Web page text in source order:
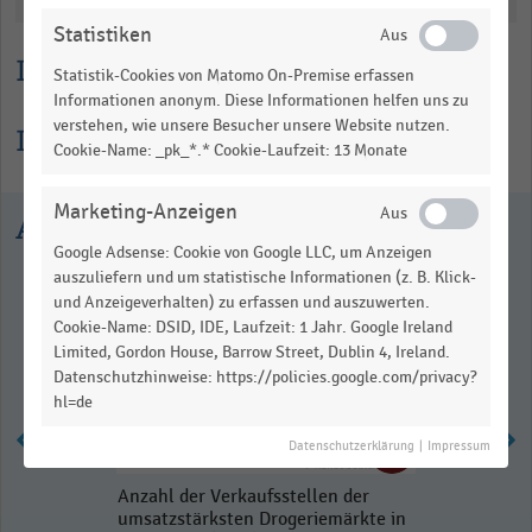
Lesehilfe
Informationen zur Statistik
Ausgewählte Statistiken
Anzahl der Verkaufsstellen der
umsatzstärksten Drogeriemärkte in
Statistiken
Statistik-Cookies von Matomo On-Premise erfassen
Informationen anonym. Diese Informationen helfen uns zu
verstehen, wie unsere Besucher unsere Website nutzen.
Cookie-Name: _pk_*.* Cookie-Laufzeit: 13 Monate
Marketing-Anzeigen
Google Adsense: Cookie von Google LLC, um Anzeigen
auszuliefern und um statistische Informationen (z. B. Klick-
und Anzeigeverhalten) zu erfassen und auszuwerten.
Cookie-Name: DSID, IDE, Laufzeit: 1 Jahr. Google Ireland
Limited, Gordon House, Barrow Street, Dublin 4, Ireland.
Datenschutzhinweise: https://policies.google.com/privacy?
hl=de
Datenschutzerklärung Impressum